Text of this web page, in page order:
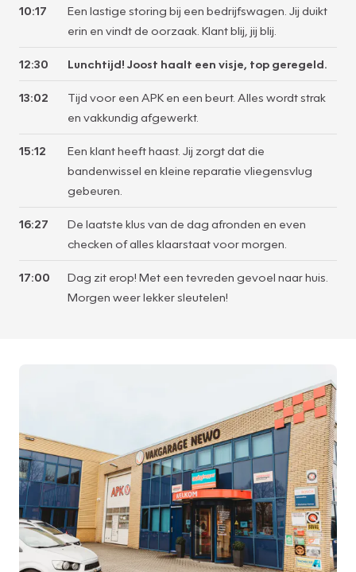
10:17
Een lastige storing bij een bedrijfswagen. Jij duikt
erin en vindt de oorzaak. Klant blij, jij blij.
12:30 Lunchtijd! Joost haalt een visje, top geregeld.
13:02
Tijd voor een APK en een beurt. Alles wordt strak
en vakkundig afgewerkt.
15:12
Een klant heeft haast. Jij zorgt dat die
bandenwissel en kleine reparatie vliegensvlug
gebeuren.
16:27
De laatste klus van de dag afronden en even
checken of alles klaarstaat voor morgen.
17:00
Dag zit erop! Met een tevreden gevoel naar huis.
Morgen weer lekker sleutelen!